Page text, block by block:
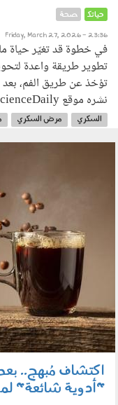
حياتك صحة
Friday, March 27, 2026 - 23:36
في خطوة قد تغيّر حياة
تطوير طريقة واعدة
تؤخذ عن طريق الفم،
نشره موقع ScienceDaily...
السكري مرض السكري
اكتشاف مُبهج..
"أدوية شائعة"